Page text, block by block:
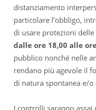
distanziamento
particolare l’obbligo,
di usare protezioni
dalle ore 18,00 alle
pubblico nonché nelle
rendano più agevole il
di natura spontanea e/o
I controlli saranno assai